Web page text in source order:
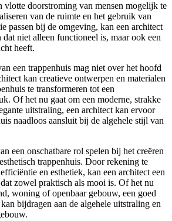
vlotte doorstroming van mensen mogelijk te
van de ruimte en het gebruik van
passen bij de omgeving, kan een architect
dat niet alleen functioneel is, maar ook een
heeft.
een trappenhuis mag niet over het hoofd
kan creatieve ontwerpen en materialen
te transformeren tot een
Of het nu gaat om een moderne, strakke
uitstraling, een architect kan ervoor
naadloos aansluit bij de algehele stijl van
een onschatbare rol spelen bij het creëren
trappenhuis. Door rekening te
en esthetiek, kan een architect een
zowel praktisch als mooi is. Of het nu
woning of openbaar gebouw, een goed
bijdragen aan de algehele uitstraling en